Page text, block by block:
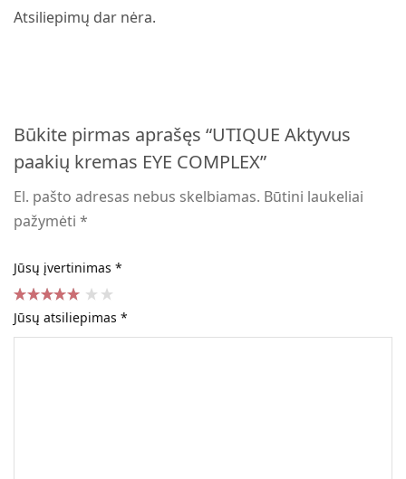
Atsiliepimų dar nėra.
Būkite pirmas aprašęs “UTIQUE Aktyvus
paakių kremas EYE COMPLEX”
El. pašto adresas nebus skelbiamas. Būtini laukeliai
pažymėti*
Jūsų įvertinimas *
Jūsų atsiliepimas*